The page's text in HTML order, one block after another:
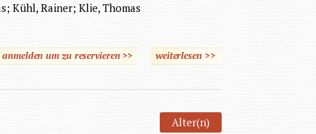
Kühl, Rainer; Klie, Thomas
um zu reservieren >> weiterlesen über Das Berufsbild des
>>
Alter(n)